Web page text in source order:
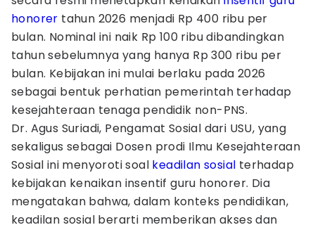
honorer tahun 2026 menjadi Rp 400 ribu per
bulan. Nominal ini naik Rp 100 ribu dibandingkan
tahun sebelumnya yang hanya Rp 300 ribu per
bulan. Kebijakan ini mulai berlaku pada 2026
sebagai bentuk perhatian pemerintah terhadap
kesejahteraan tenaga pendidik non-PNS.
Dr. Agus Suriadi, Pengamat Sosial dari USU, yang
sekaligus sebagai Dosen prodi Ilmu Kesejahteraan
Sosial ini menyoroti soal keadilan sosial terhadap
kebijakan kenaikan insentif guru honorer. Dia
mengatakan bahwa, dalam konteks pendidikan,
keadilan sosial berarti memberikan akses dan